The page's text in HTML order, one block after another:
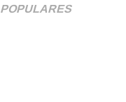
POPULARES